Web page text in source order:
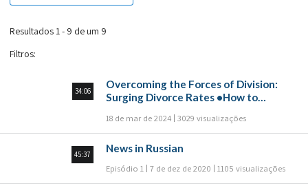
Resultados 1 - 9 de um 9
Filtros:
34:06
Overcoming the Forces of Division:
Surging Divorce Rates •How to
The Prophecy of the Future of
Jerusalem and Israel Will be Fulfilled
18 de mar de 2024 3029 visualizações
45:37
News in Russian
Episódio 1 7 de dez de 2020 1105 visualizações